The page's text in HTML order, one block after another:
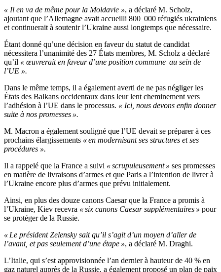
« Il en va de même pour la Moldavie », a déclaré M. Scholz,
ajoutant que l’Allemagne avait accueilli 800 000 réfugiés ukrainiens
et continuerait à soutenir l’Ukraine aussi longtemps que nécessaire.
Étant donné qu’une décision en faveur du statut de candidat
nécessitera l’unanimité des 27 États membres, M. Scholz a déclaré
qu’il « œuvrerait en faveur d’une position commune au sein de
l’UE ».
Dans le même temps, il a également averti de ne pas négliger les
États des Balkans occidentaux dans leur lent cheminement vers
l’adhésion à l’UE dans le processus. « Ici, nous devons enfin donner
suite à nos promesses ».
M. Macron a également souligné que l’UE devait se préparer à ces
prochains élargissements « en modernisant ses structures et ses
procédures ».
Il a rappelé que la France a suivi « scrupuleusement » ses promesses
en matière de livraisons d’armes et que Paris a l’intention de livrer à
l’Ukraine encore plus d’armes que prévu initialement.
Ainsi, en plus des douze canons Caesar que la France a promis à
l’Ukraine, Kiev recevra « six canons Caesar supplémentaires » pour
se protéger de la Russie.
« Le président Zelensky sait qu’il s’agit d’un moyen d’aller de
l’avant, et pas seulement d’une étape », a déclaré M. Draghi.
L’Italie, qui s’est approvisionnée l’an dernier à hauteur de 40 % en
gaz naturel auprès de la Russie, a également proposé un plan de paix